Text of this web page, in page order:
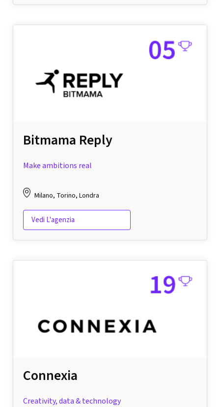
Bitmama Reply
Make ambitions real
Milano, Torino, Londra
Vedi L'agenzia
Connexia
Creativity, data & technology